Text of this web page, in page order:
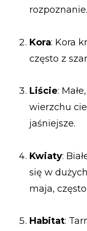
rozpoznanie.
Kora: Kora
często z
Liście:
wierzchu
jaśniejsze.
Kwiaty:
się w
maja,
Habitat: